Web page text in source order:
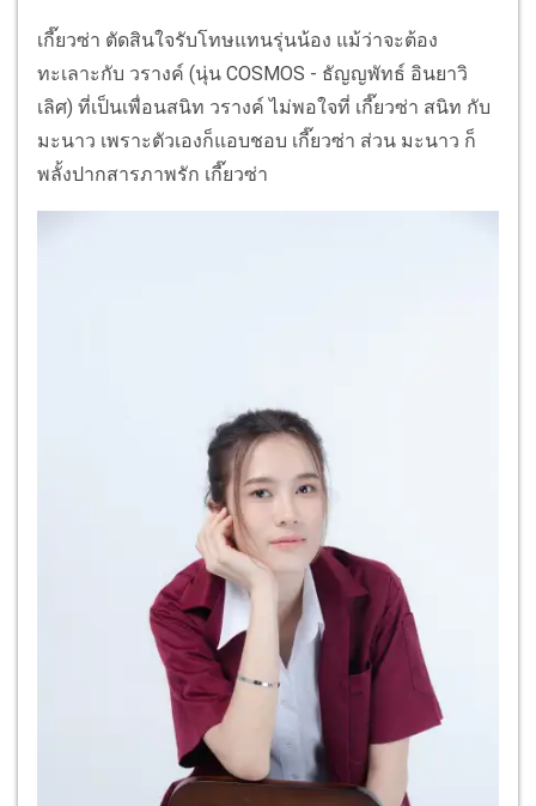
เกี๊ยวซ่า ตัดสินใจรับโทษแทนรุ่นน้อง แม้ว่าจะต้อง
ทะเลาะกับ วรางค์ (นุ่น COSMOS - ธัญญพัทธ์ อินยาวิ
เลิศ) ที่เป็นเพื่อนสนิท วรางค์ ไม่พอใจที่ เกี๊ยวซ่า สนิท กับ
มะนาว เพราะตัวเองก็แอบชอบ เกี๊ยวซ่า ส่วน มะนาว ก็
พลั้งปากสารภาพรัก เกี๊ยวซ่า